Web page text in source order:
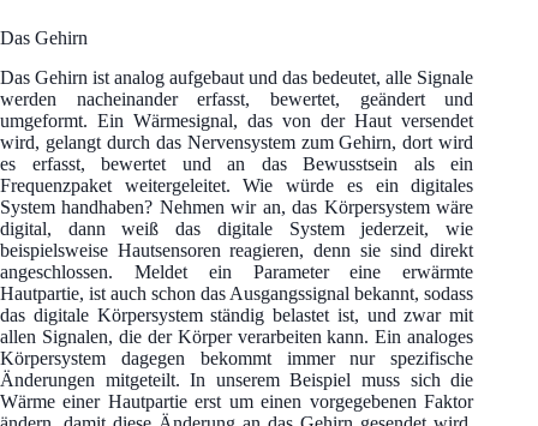
Das Gehirn
Das Gehirn ist analog aufgebaut und das bedeutet, alle Signale
werden nacheinander erfasst, bewertet, geändert und
umgeformt. Ein Wärmesignal, das von der Haut versendet
wird, gelangt durch das Nervensystem zum Gehirn, dort wird
es erfasst, bewertet und an das Bewusstsein als ein
Frequenzpaket weitergeleitet. Wie würde es ein digitales
System handhaben? Nehmen wir an, das Körpersystem wäre
digital, dann weiß das digitale System jederzeit, wie
beispielsweise Hautsensoren reagieren, denn sie sind direkt
angeschlossen. Meldet ein Parameter eine erwärmte
Hautpartie, ist auch schon das Ausgangssignal bekannt, sodass
das digitale Körpersystem ständig belastet ist, und zwar mit
allen Signalen, die der Körper verarbeiten kann. Ein analoges
Körpersystem dagegen bekommt immer nur spezifische
Änderungen mitgeteilt. In unserem Beispiel muss sich die
Wärme einer Hautpartie erst um einen vorgegebenen Faktor